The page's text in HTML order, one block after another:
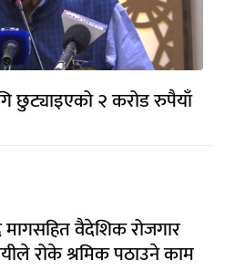
छुट्याइएको २ करोड रुपैयाँ
वैदेशिक रोजगार
रोके श्रमिक पठाउने काम